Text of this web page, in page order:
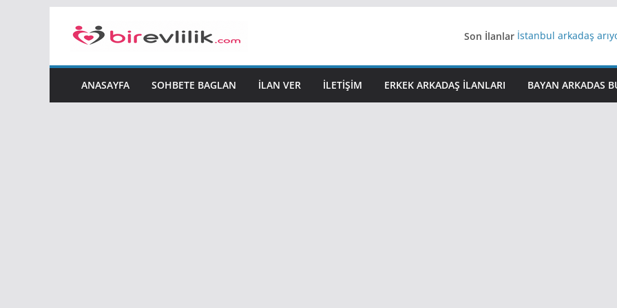
Son İlanlar İstanbul arkadaş
Yeni Bir Aşk Lazım
iş arayanlara iş
ANASAYFA SOHBETE BAGLAN İLAN VER İLETIŞIM ERKEK ARKADAŞ ILANLARI BAYAN ARKADAS